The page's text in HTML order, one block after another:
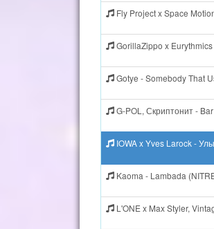
Fly Project x Space
GorillaZippo x
Gotye - Somebody That
G-POL, Скриптонит -
IOWA x Yves Larock -
Kaoma - Lambada
L'ONE x Max Styler,